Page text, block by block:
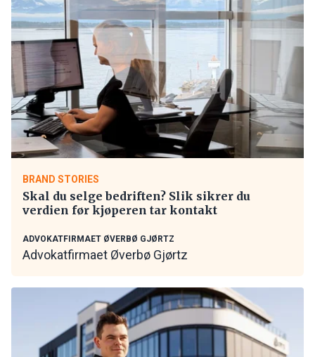
BRAND STORIES
Skal du selge bedriften? Slik sikrer du
verdien før kjøperen tar kontakt
ADVOKATFIRMAET ØVERBØ GJØRTZ
Advokatfirmaet Øverbø Gjørtz